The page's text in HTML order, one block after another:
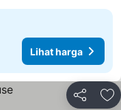
Lihat harga
Bagikan